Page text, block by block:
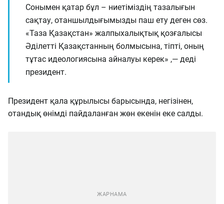
Сонымен қатар бұл – ниетіміздің тазалығын
сақтау, отаншылдығымызды паш ету деген сөз.
«Таза Қазақстан» жалпыхалықтық қозғалысы
Әділетті Қазақстанның болмысына, тіпті, оның
тұтас идеологиясына айналуы керек» ,— деді
президент.
Президент қала құрылысы барысында, негізінен,
отандық өнімді пайдаланған жөн екенін еке салды.